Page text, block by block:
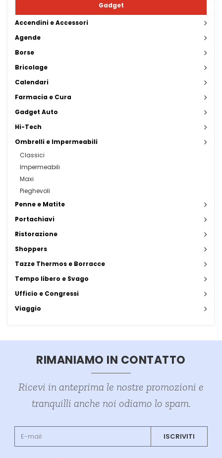
Gadget
Accendini e Accessori
Agende
Borse
Bricolage
Calendari
Farmacia e Cura
Gadget Auto
Hi-Tech
Ombrelli e Impermeabili
Classici
Impermeabili
Maxi
Pieghevoli
Penne e Matite
Portachiavi
Ristorazione
Shoppers
Tazze Thermos e Borracce
Tempo libero e Svago
Ufficio e Congressi
Viaggio
RIMANIAMO IN CONTATTO
Ricevi in anteprima le nostre promozioni e
tranquilli anche noi odiamo lo spam.
ISCRIVITI